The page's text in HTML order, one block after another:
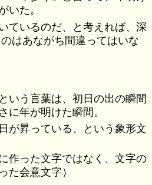
いた。
ているのだ、と考えれば、深
はあながち間違ってはいな
いう言葉は、初日の出の瞬間
に年が明けた瞬間。
が昇っている、という象形文
作った文字ではなく、文字の
た会意文字）